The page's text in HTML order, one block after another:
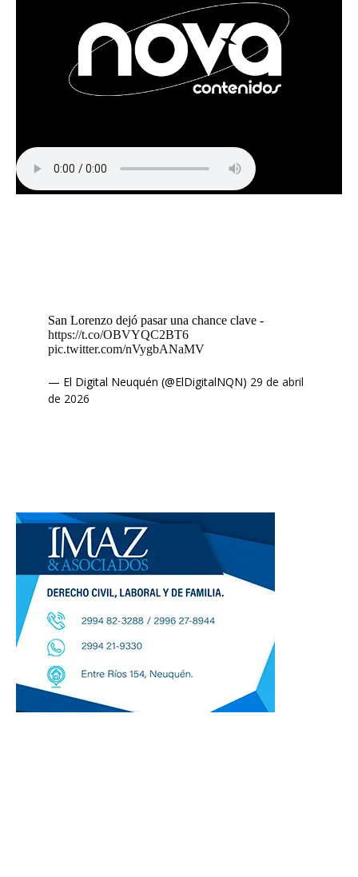
San Lorenzo dejó pasar una chance clave -
https://t.co/OBVYQC2BT6
pic.twitter.com/nVygbANaMV
— El Digital Neuquén (@ElDigitalNQN) 29 de abril
de 2026